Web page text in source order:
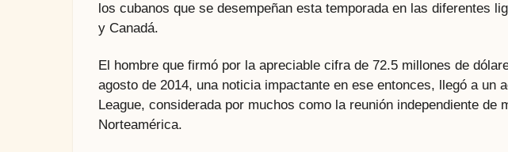
los cubanos que se desempeñan esta temporada en las diferentes
y Canadá.
El hombre que firmó por la apreciable cifra de 72.5 millones de
agosto de 2014, una noticia impactante en ese entonces, llegó a un
League, considerada por muchos como la reunión independiente de
Norteamérica.